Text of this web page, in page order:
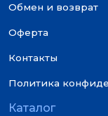
Обмен и возврат
Оферта
Контакты
Политика
Каталог